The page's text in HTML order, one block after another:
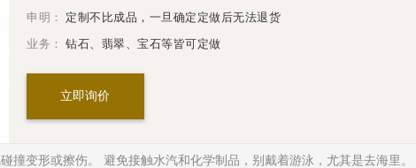
申明：
定制不比成品，一旦确定定做后无法退货
业务：
钻石、翡翠、宝石等皆可定做
立即询价
撞变形或擦伤。 避免接触水汽和化学制品，别戴着游泳，尤其是去海里。